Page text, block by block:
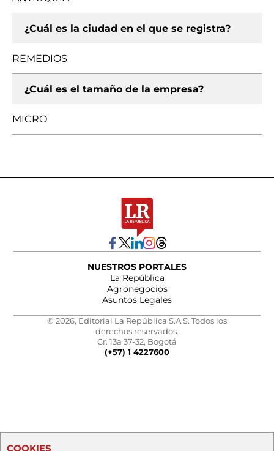
¿Cuál es la ciudad en el que se registra?
REMEDIOS
¿Cuál es el tamaño de la empresa?
MICRO
NUESTROS PORTALES
La República
Agronegocios
Asuntos Legales
© 2026, Editorial La República S.A.S. Todos los
derechos reservados.
Cr. 13a 37-32, Bogotá
(+57) 1 4227600
COOKIES